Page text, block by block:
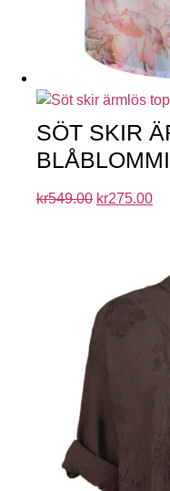
SÖT SKIR
kr549.00 kr275.00